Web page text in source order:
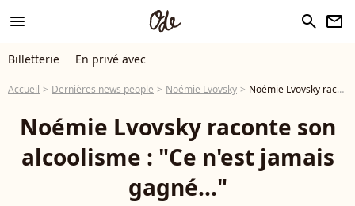
menu search newsletter
Billetterie En privé avec
Accueil Dernières news people Noémie Lvovsky Noémie Lvovsky raconte son alcoolisme : "Ce n'est jamais gagné..."
Noémie Lvovsky raconte son
alcoolisme : "Ce n'est jamais
gagné..."